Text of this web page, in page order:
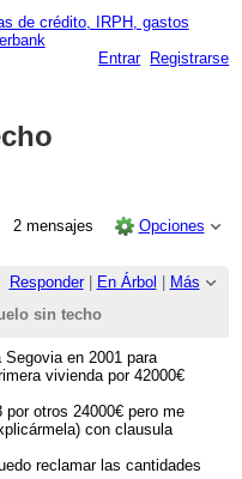
de crédito, IRPH, gastos
Entrar
Registrarse
2 mensajes
Opciones
Responder| En Árbol
Más
sin techo
Segovia en 2001 para
vivienda por 42000€
por otros 24000€ pero me
con clausula
reclamar las cantidades